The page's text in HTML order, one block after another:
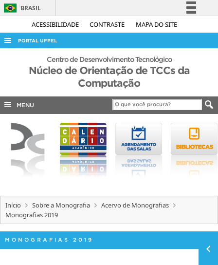
ACESSIBILIDADE CONTRASTE MAPA DO SITE
BRASIL
Simplifique!
Acesso à informação
Legislação
Canais
PORTAL UFPEL
ACESSO À INFORMAÇÃO
AUDITORIA
CONCURSOS
EDITAIS
INTERNACIONAL
OUVIDORIA
Centro de Desenvolvimento Tecnológico
Núcleo de Orientação de TCCs da
Computação
MENU
Início Sobre a Monografia
Acervo de Monografias
Monografias 2019
MONOGRAFIAS 2019